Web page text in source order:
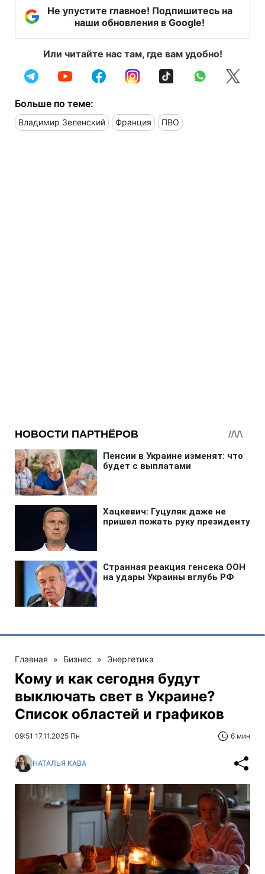
Не упустите главное! Подпишитесь на
наши обновления в Google!
Или читайте нас там, где вам удобно!
Больше по теме:
Владимир Зеленский Франция ПВО
Главная » Бизнес » Энергетика
Кому и как сегодня будут
выключать свет в Украине?
Список областей и графиков
09:51 17.11.2025 Пн 6 мин
НАТАЛЬЯ КАВА